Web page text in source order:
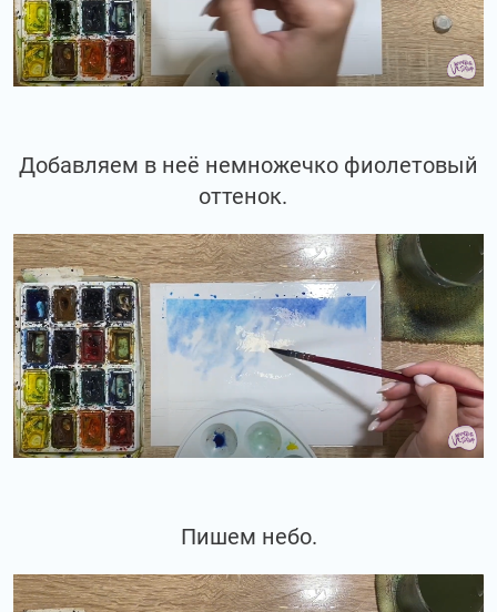
Добавляем в неё немножечко фиолетовый
оттенок.
Пишем небо.